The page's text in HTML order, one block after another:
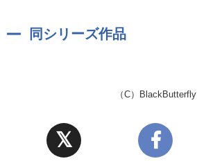
同シリーズ作品
（C）BlackButterfly